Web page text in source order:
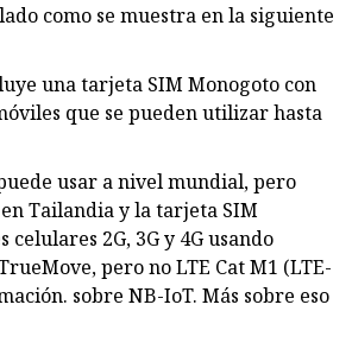
como se muestra en la siguiente
una tarjeta SIM Monogoto con
que se pueden utilizar hasta
usar a nivel mundial, pero
Tailandia y la tarjeta SIM
celulares 2G, 3G y 4G usando
pero no LTE Cat M1 (LTE-
sobre NB-IoT. Más sobre eso